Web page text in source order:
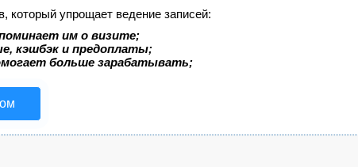
который упрощает ведение записей:
им о визите;
кэшбэк и предоплаты;
больше зарабатывать;